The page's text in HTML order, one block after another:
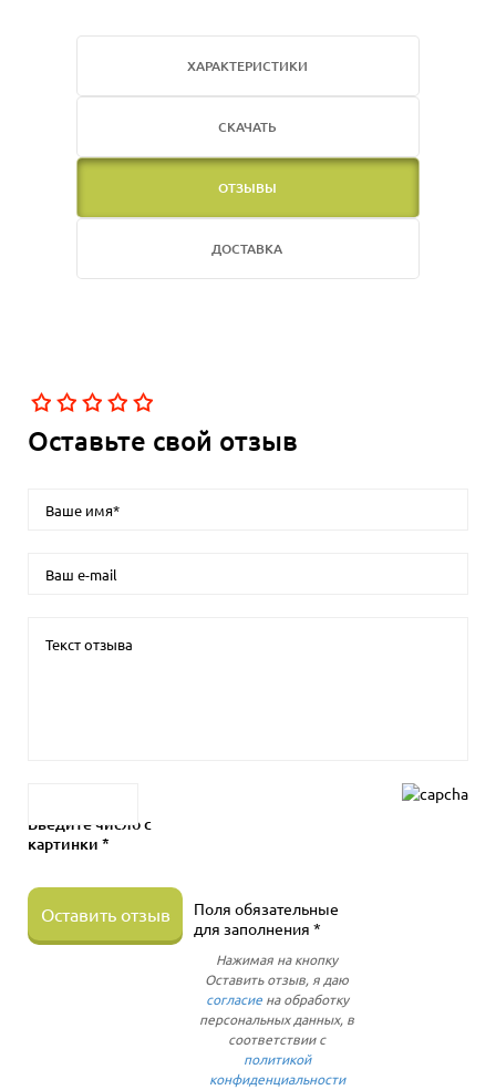
ХАРАКТЕРИСТИКИ
СКАЧАТЬ
ОТЗЫВЫ
ДОСТАВКА
Оставьте свой отзыв
Введите число с
картинки *
Оставить отзыв
Поля обязательные
для заполнения *
Нажимая на кнопку
Оставить отзыв, я даю
согласиена обработку
персональных данных, в
соответствии с
политикой
конфиденциальности